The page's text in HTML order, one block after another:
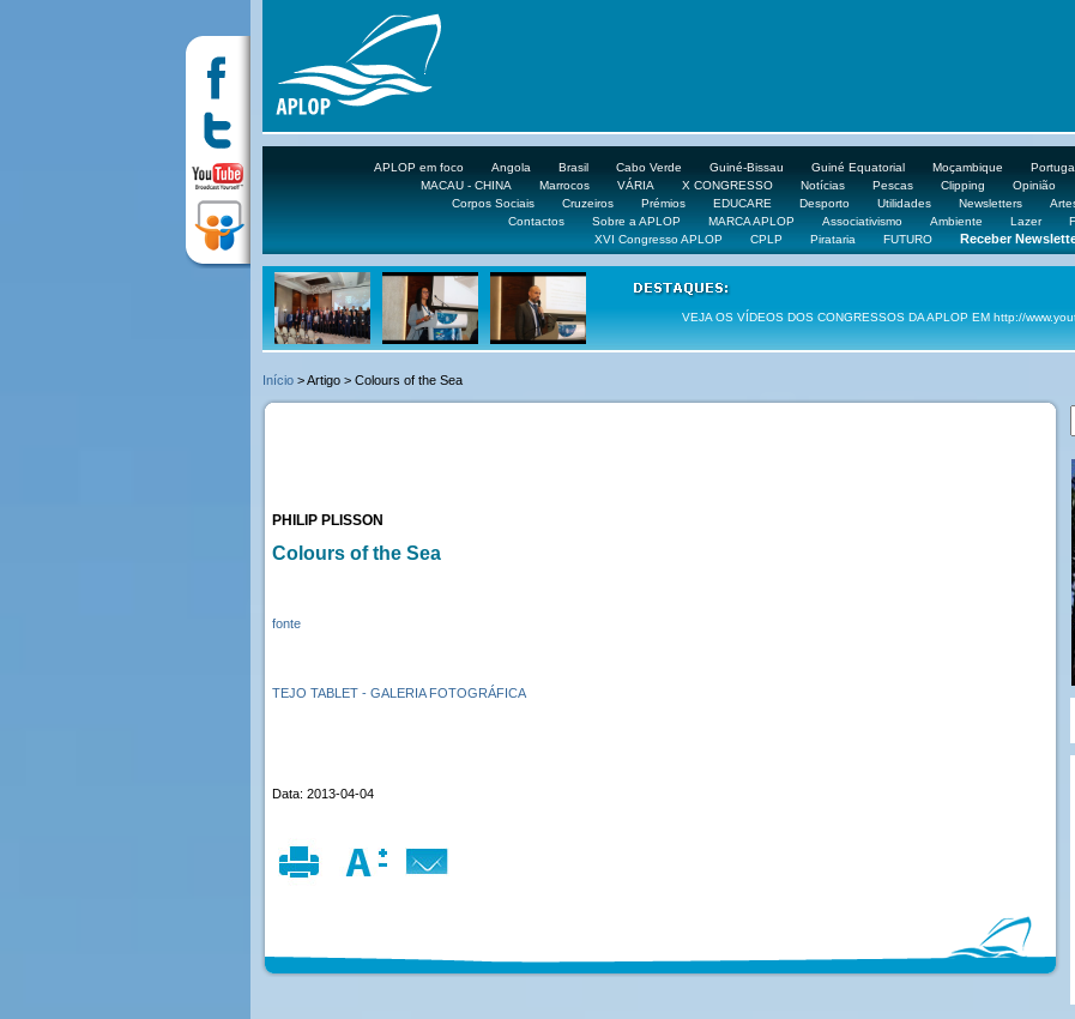
APLOP em foco Angola Brasil Cabo Verde Guiné-Bissau Guiné Equatorial Moçambique
MACAU - CHINA
Marrocos VÁRIA X CONGRESSO Notícias Pescas Clipping Opinião
Corpos Sociais
Cruzeiros Prémios EDUCARE Desporto Utilidades Newsletters
Contactos
Sobre a APLOP MARCA APLOP Associativismo Ambiente Lazer
XVI Congresso APLOP
CPLP Pirataria FUTURO Receber
VEJA OS VÍDEOS DOS CONGRESSOS DA APLOP EM http://
Início > Artigo > Colours of the Sea
PHILIP PLISSON
Colours of the Sea
fonte
TEJO TABLET - GALERIA FOTOGRÁFICA
Data: 2013-04-04